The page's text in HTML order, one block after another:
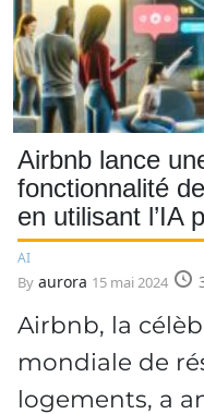
Airbnb lance
fonctionnalité
en utilisant l’IA
AI
By aurora 15 mai 2024
Airbnb, la
mondiale de
logements, a